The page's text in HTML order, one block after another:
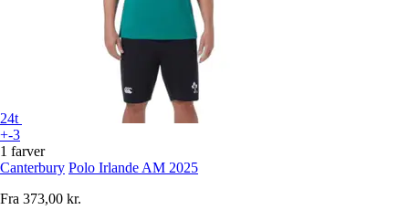
24t
+-3
1 farver
Canterbury Polo Irlande AM 2025
Fra 373,00 kr.